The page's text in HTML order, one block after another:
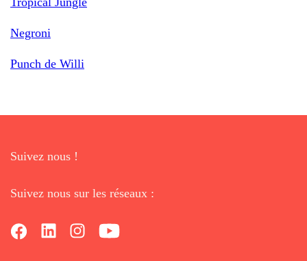
Negroni
Punch de Willi
Suivez nous !
Suivez nous sur les réseaux :